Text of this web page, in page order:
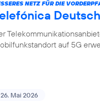
NETZ FÜR DIE
auf 5G
26. Mai 2026